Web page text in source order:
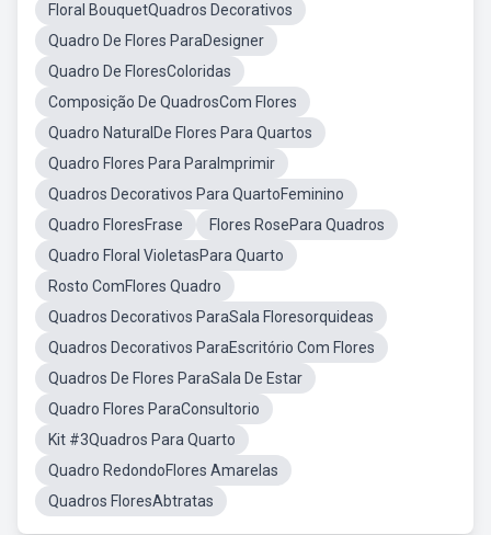
Floral BouquetQuadros Decorativos
Quadro De Flores ParaDesigner
Quadro De FloresColoridas
Composição De QuadrosCom Flores
Quadro NaturalDe Flores Para Quartos
Quadro Flores Para ParaImprimir
Quadros Decorativos Para QuartoFeminino
Quadro FloresFrase
Flores RosePara Quadros
Quadro Floral VioletasPara Quarto
Rosto ComFlores Quadro
Quadros Decorativos ParaSala Floresorquideas
Quadros Decorativos ParaEscritório Com Flores
Quadros De Flores ParaSala De Estar
Quadro Flores ParaConsultorio
Kit #3Quadros Para Quarto
Quadro RedondoFlores Amarelas
Quadros FloresAbtratas